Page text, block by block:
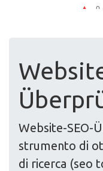
Website-SEO-
strumento di
di ricerca (seo